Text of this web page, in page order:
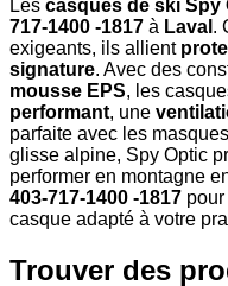
Les casques de ski Spy
717-1400 -1817 à Laval .
exigeants, ils allient
signature. Avec des
mousse EPS, les
performant, une
parfaite avec les
glisse alpine, Spy Optic
performer en montagne
403-717-1400 -1817
casque adapté à votre
Trouver des